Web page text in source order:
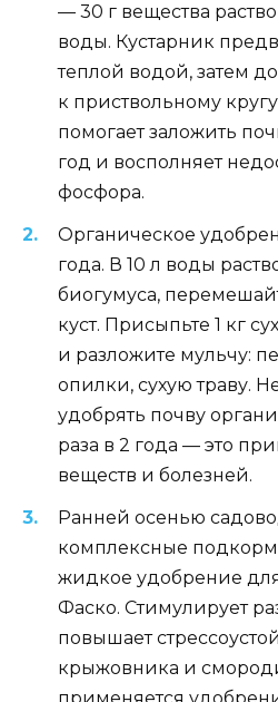
— 30 г вещества
воды. Кустарник
теплой водой, затем
к приствольному
помогает заложить
год и восполняет
фосфора.
Органическое
года. В 10 л воды
биогумуса,
куст. Присыпьте 1 кг
и разложите мульчу:
опилки, сухую траву.
удобрять почву
раза в 2 года — это
веществ и болезней.
Ранней осенью
комплексные
жидкое удобрение
Фаско. Стимулирует
повышает
крыжовника и